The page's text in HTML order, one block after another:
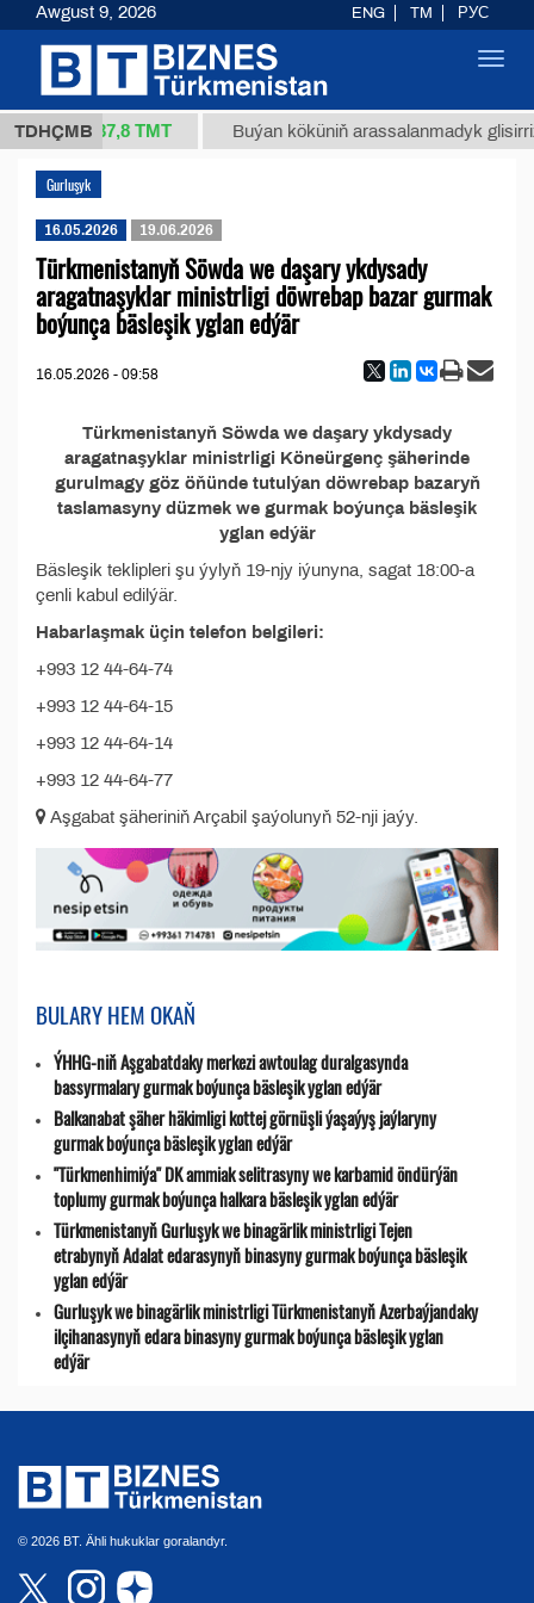
TDHÇMB
1 (kg.) 37,8 ТМТ Buýan köküniň arassalanmadyk
Gurluşyk
16.05.2026 19.06.2026
Türkmenistanyň Söwda we daşary ykdysady
aragatnaşyklar ministrligi döwrebap bazar gurmak
boýunça bäsleşik yglan edýär
16.05.2026 - 09:58
Türkmenistanyň Söwda we daşary ykdysady
aragatnaşyklar ministrligi Köneürgenç şäherinde
gurulmagy göz öňünde tutulýan döwrebap bazaryň
taslamasyny düzmek we gurmak boýunça bäsleşik
yglan edýär
Bäsleşik teklipleri şu ýylyň 19-njy iýunyna, sagat 18:00-a
çenli kabul edilýär.
Habarlaşmak üçin telefon belgileri:
+993 12 44-64-74
+993 12 44-64-15
+993 12 44-64-14
+993 12 44-64-77
Aşgabat şäheriniň Arçabil şaýolunyň 52-nji jaýy.
BULARY HEM OKAŇ
ÝHHG-niň Aşgabatdaky merkezi awtoulag duralgasynda
bassyrmalary gurmak boýunça bäsleşik yglan edýär
Balkanabat şäher häkimligi kottej görnüşli ýaşaýyş jaýlaryny
gurmak boýunça bäsleşik yglan edýär
"Türkmenhimiýa" DK ammiak selitrasyny we karbamid öndürýän
toplumy gurmak boýunça halkara bäsleşik yglan edýär
Türkmenistanyň Gurluşyk we binagärlik ministrligi Tejen
etrabynyň Adalat edarasynyň binasyny gurmak boýunça bäsleşik
yglan edýär
Gurluşyk we binagärlik ministrligi Türkmenistanyň Azerbaýjandaky
ilçihanasynyň edara binasyny gurmak boýunça bäsleşik yglan
edýär
© 2026 BT. Ähli hukuklar goralandyr.
Awgust 9, 2026 ENG TM РУС